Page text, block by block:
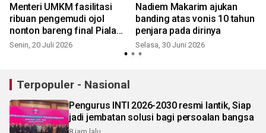
Menteri UMKM fasilitasi
ribuan pengemudi ojol
nonton bareng final Piala
Dunia 2026
Senin, 20 Juli 2026
Nadiem Makarim ajukan
banding atas vonis 10 tahun
penjara pada dirinya
Selasa, 30 Juni 2026
Terpopuler - Nasional
Pengurus INTI 2026-2030 resmi lantik, Siap
jadi jembatan solusi bagi persoalan bangsa